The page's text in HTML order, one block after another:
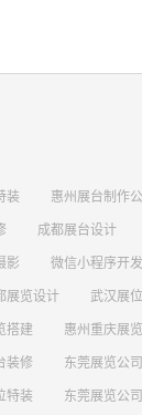
装 惠州展台制作公
成都展台设计
影 微信小程序开发
展览设计 武汉展
搭建 惠州重庆展览
装修 东莞展览公司
特装 东莞展览公司